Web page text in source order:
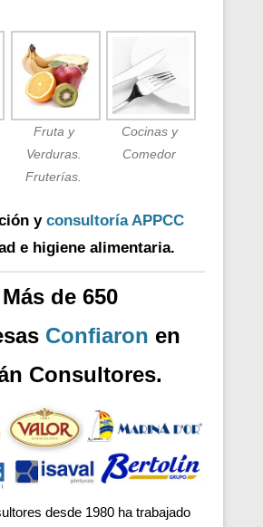
Fruta y
Verduras.
Fruterías.
Cocinas y
Comedor
y consultoría APPCC
e higiene alimentaria.
Más de 650
Confiaron en
Consultores.
desde 1980 ha trabajado